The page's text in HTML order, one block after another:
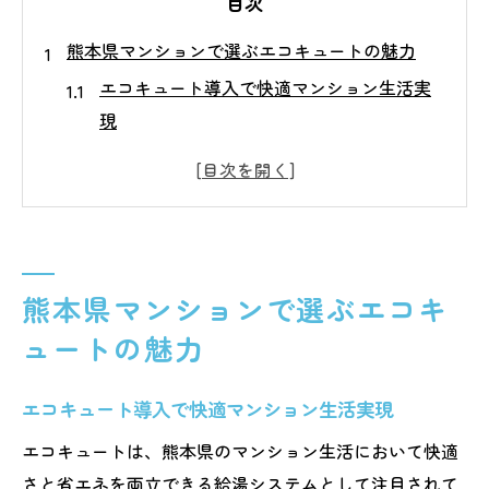
熊本県マンションで選ぶエコキュートの魅力
エコキュート導入で快適マンション生活実
現
省エネと光熱費削減を両立するエコキュー
エコキュートがもたらす安心と安全の理由
エコキュートで叶う熊本県の持続可能な暮
らし
エコキュート設置を円滑に進める秘訣
エコキュート設置前に知っておきたい基本
知識
熊本県マンションで選ぶエコキ
ュートの魅力
エコキュート導入で快適マンション生活実現
エコキュートは、熊本県のマンション生活において快適
さと省エネを両立できる給湯システムとして注目されて